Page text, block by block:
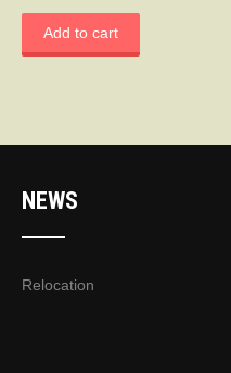
Add to cart
NEWS
Relocation